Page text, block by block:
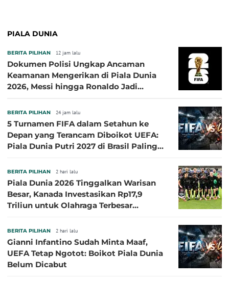
PIALA DUNIA
BERITA PILIHAN 12 jam lalu
Dokumen Polisi Ungkap Ancaman
Keamanan Mengerikan di Piala Dunia
2026, Messi hingga Ronaldo Jadi
BERITA PILIHAN 24 jam lalu
5 Turnamen FIFA dalam Setahun ke
Depan yang Terancam Diboikot UEFA:
Piala Dunia Putri 2027 di Brasil Paling
BERITA PILIHAN 2 hari lalu
Piala Dunia 2026 Tinggalkan Warisan
Besar, Kanada Investasikan Rp17,9
Triliun untuk Olahraga Terbesar
BERITA PILIHAN 2 hari lalu
Gianni Infantino Sudah Minta Maaf,
UEFA Tetap Ngotot: Boikot Piala Dunia
Belum Dicabut